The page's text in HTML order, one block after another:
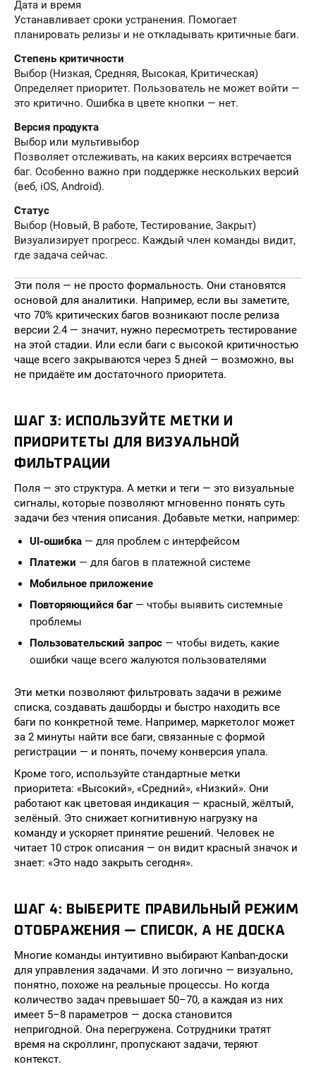
Дата и время
Устанавливает сроки устранения. Помогает
планировать релизы и не откладывать критичные баги.
Степень критичности
Выбор (Низкая, Средняя, Высокая, Критическая)
Определяет приоритет. Пользователь не может войти —
это критично. Ошибка в цвете кнопки — нет.
Версия продукта
Выбор или мультивыбор
Позволяет отслеживать, на каких версиях встречается
баг. Особенно важно при поддержке нескольких версий
(веб, iOS, Android).
Статус
Выбор (Новый, В работе, Тестирование, Закрыт)
Визуализирует прогресс. Каждый член команды видит,
где задача сейчас.
Эти поля — не просто формальность. Они становятся
основой для аналитики. Например, если вы заметите,
что 70% критических багов возникают после релиза
версии 2.4 — значит, нужно пересмотреть тестирование
на этой стадии. Или если баги с высокой критичностью
чаще всего закрываются через 5 дней — возможно, вы
не придаёте им достаточного приоритета.
ШАГ 3: ИСПОЛЬЗУЙТЕ МЕТКИ И
ПРИОРИТЕТЫ ДЛЯ ВИЗУАЛЬНОЙ
ФИЛЬТРАЦИИ
Поля — это структура. А метки и теги — это визуальные
сигналы, которые позволяют мгновенно понять суть
задачи без чтения описания. Добавьте метки, например:
UI-ошибка — для проблем с интерфейсом
Платежи — для багов в платежной системе
Мобильное приложение
Повторяющийся баг— чтобы выявить системные
проблемы
Пользовательский запрос — чтобы видеть, какие
ошибки чаще всего жалуются пользователями
Эти метки позволяют фильтровать задачи в режиме
списка, создавать дашборды и быстро находить все
баги по конкретной теме. Например, маркетолог может
за 2 минуты найти все баги, связанные с формой
регистрации — и понять, почему конверсия упала.
Кроме того, используйте стандартные метки
приоритета: «Высокий», «Средний», «Низкий». Они
работают как цветовая индикация — красный, жёлтый,
зелёный. Это снижает когнитивную нагрузку на
команду и ускоряет принятие решений. Человек не
читает 10 строк описания — он видит красный значок и
знает: «Это надо закрыть сегодня».
ШАГ 4: ВЫБЕРИТЕ ПРАВИЛЬНЫЙ РЕЖИМ
ОТОБРАЖЕНИЯ — СПИСОК, А НЕ ДОСКА
Многие команды интуитивно выбирают Kanban-доски
для управления задачами. И это логично — визуально,
понятно, похоже на реальные процессы. Но когда
количество задач превышает 50–70, а каждая из них
имеет 5–8 параметров — доска становится
непригодной. Она перегружена. Сотрудники тратят
время на скроллинг, пропускают задачи, теряют
контекст.